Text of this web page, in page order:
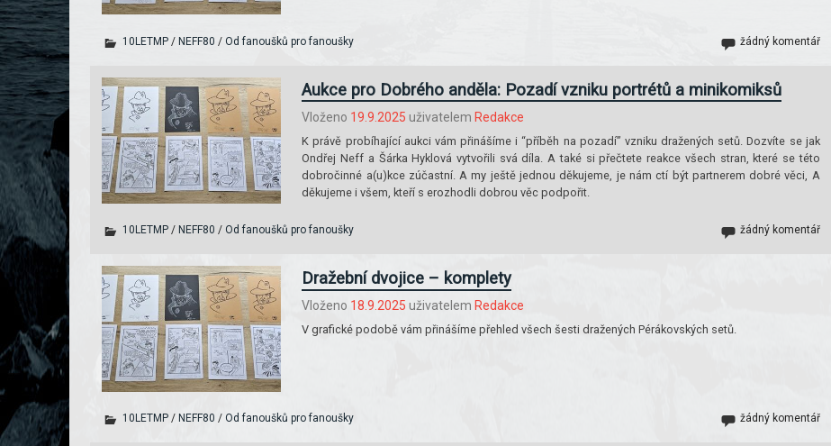
10LETMP/ NEFF80 / Od fanoušků pro fanoušky žádný komentář
Aukce pro Dobrého anděla: Pozadí vzniku portrétů a minikomiksů
Vloženo 19.9.2025 uživatelemRedakce
K právě probíhající aukci vám přinášíme i “příběh na pozadí” vzniku dražených setů. Dozvíte se jak
Ondřej Neff a Šárka Hyklová vytvořili svá díla. A také si přečtete reakce všech stran, které se této
dobročinné a(u)kce zúčastní. A my ještě jednou děkujeme, je nám ctí být partnerem dobré věci, A
děkujeme i všem, kteří s erozhodli dobrou věc podpořit.
10LETMP/ NEFF80 / Od fanoušků pro fanoušky žádný komentář
Dražební dvojice – komplety
Vloženo 18.9.2025 uživatelem Redakce
V grafické podobě vám přinášíme přehled všech šesti dražených Pérákovských setů.
10LETMP/ NEFF80 / Od fanoušků pro fanoušky žádný komentář